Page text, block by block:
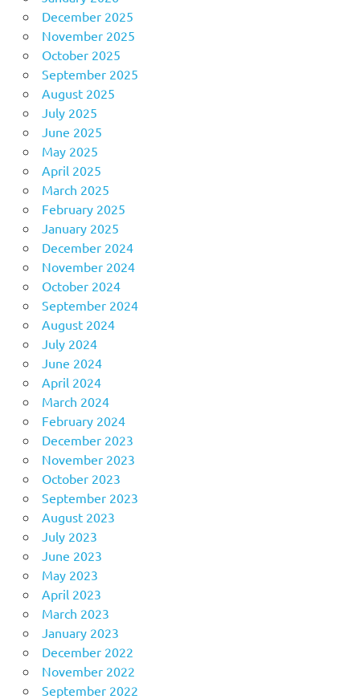
December 2025
November 2025
October 2025
September 2025
August 2025
July 2025
June 2025
May 2025
April 2025
March 2025
February 2025
January 2025
December 2024
November 2024
October 2024
September 2024
August 2024
July 2024
June 2024
April 2024
March 2024
February 2024
December 2023
November 2023
October 2023
September 2023
August 2023
July 2023
June 2023
May 2023
April 2023
March 2023
January 2023
December 2022
November 2022
September 2022